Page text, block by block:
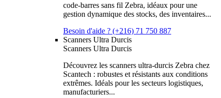
code-barres sans fil Zebra, idéaux pour une
gestion dynamique des stocks, des inventaires...
Besoin d'aide ? (+216) 71 750 887
Scanners Ultra Durcis
Scanners Ultra Durcis
Découvrez les scanners ultra-durcis Zebra chez
Scantech : robustes et résistants aux conditions
extrêmes. Idéals pour les secteurs logistiques,
manufacturiers...